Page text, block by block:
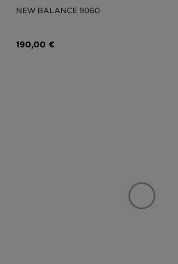
NEW BALANCE 9060
190,00 €